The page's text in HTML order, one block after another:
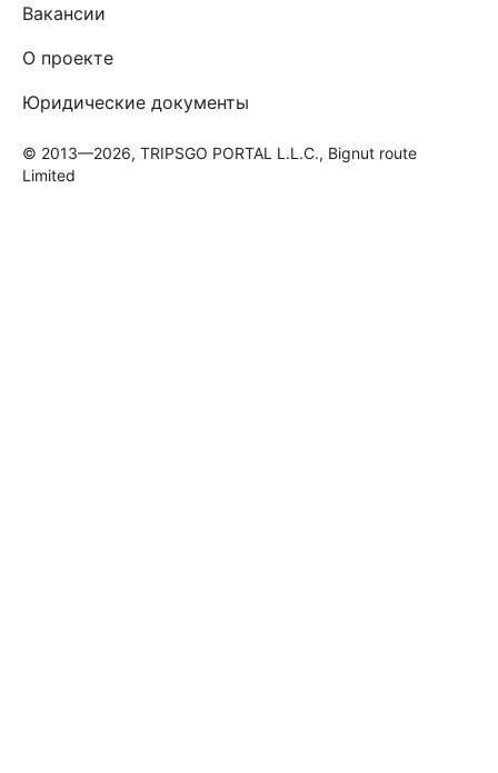
Вакансии
О проекте
Юридические документы
© 2013—2026, TRIPSGO PORTAL L.L.C., Bignut route
Limited